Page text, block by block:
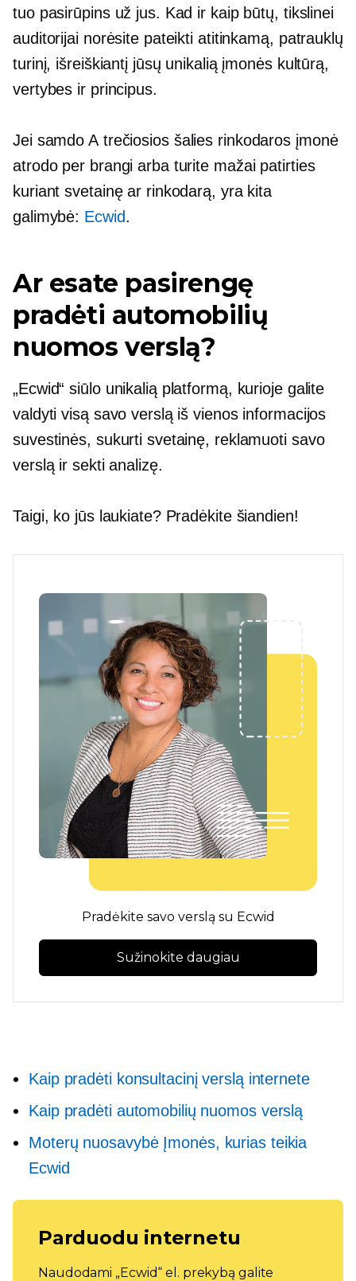
tuo pasirūpins už jus. Kad ir kaip būtų, tikslinei
auditorijai norėsite pateikti atitinkamą, patrauklų
turinį, išreiškiantį jūsų unikalią įmonės kultūrą,
vertybes ir principus.
Jei samdo A trečiosios šalies rinkodaros įmonė
atrodo per brangi arba turite mažai patirties
kuriant svetainę ar rinkodarą, yra kita
galimybė: Ecwid.
Ar esate pasirengę
pradėti automobilių
nuomos verslą?
„Ecwid“ siūlo unikalią platformą, kurioje galite
valdyti visą savo verslą iš vienos informacijos
suvestinės, sukurti svetainę, reklamuoti savo
verslą ir sekti analizę.
Taigi, ko jūs laukiate? Pradėkite šiandien!
Pradėkite savo verslą su Ecwid
Sužinokite daugiau
Kaip pradėti konsultacinį verslą internete
Kaip pradėti automobilių nuomos verslą
Moterų nuosavybėĮmonės, kurias teikia
Ecwid
Parduodu internetu
Naudodami „Ecwid“ el. prekybą galite